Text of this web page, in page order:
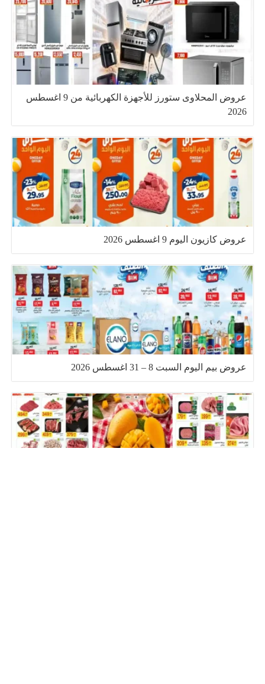
عروض المحلاوى ستورز للأجهزة الكهربائية من 9 اغسطس
2026
عروض كازيون اليوم 9 اغسطس 2026
عروض بيم اليوم السبت 8 – 31 اغسطس 2026